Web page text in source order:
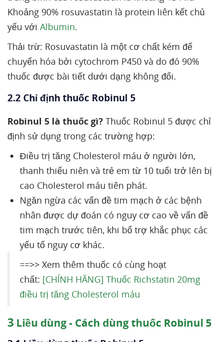
Khoảng 90% rosuvastatin là protein liên kết chủ
yếu với Albumin.
Thải trừ: Rosuvastatin là một cơ chất kém để
chuyển hóa bởi cytochrom P450 và do đó 90%
thuốc được bài tiết dưới dạng không đổi.
2.2 Chỉ định thuốc Robinul 5
Robinul 5 là thuốc gì? Thuốc Robinul 5 được chỉ
định sử dụng trong các trường hợp:
Điều trị tăng Cholesterol máu ở người lớn,
thanh thiếu niên và trẻ em từ 10 tuổi trở lên bị
cao Cholesterol máu tiên phát.
Ngăn ngừa các vấn đề tim mạch ở các bệnh
nhân được dự đoán có nguy cơ cao về vấn đề
tim mạch trước tiên, khi bổ trợ khắc phục các
yếu tố nguy cơ khác.
==>> Xem thêm thuốc có cùng hoạt
chất: [CHÍNH HÃNG] Thuốc Richstatin 20mg
điều trị tăng Cholesterol máu
3 Liều dùng - Cách dùng thuốc Robinul 5